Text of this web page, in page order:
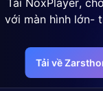
với màn hình lớn-
Tải về